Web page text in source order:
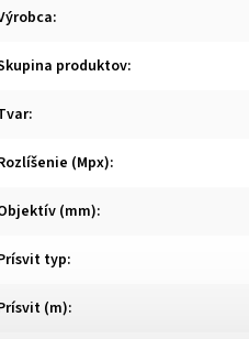
:
produktov:
:
(Mpx):
(mm):
typ:
(m):